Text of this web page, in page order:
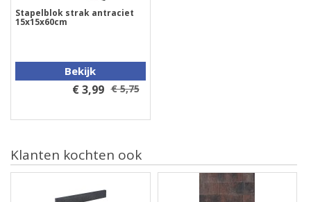
Stapelblok strak antraciet
15x15x60cm
Bekijk
€ 3,99 € 5,75
Klanten kochten ook